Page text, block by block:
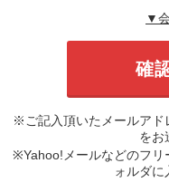
▼
※ご記入頂いたメールアド
をお
※Yahoo!メールなどのフリ
ォルダに